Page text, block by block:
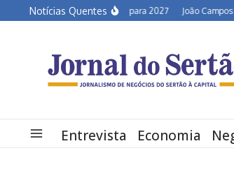
Ir para o conteúdo
Notícias Quentes
Semiárido em alerta para 2027 João Campos na
Entrevista Economia